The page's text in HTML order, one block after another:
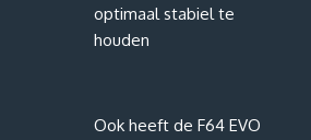
optimaal stabiel te
houden
Ook heeft de F64 EVO